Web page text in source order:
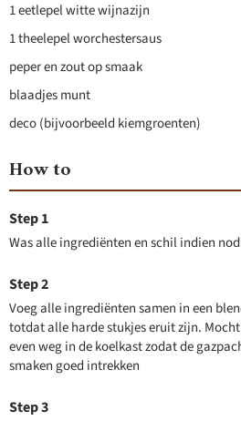
1 eetlepel witte wijnazijn
1 theelepel worchestersaus
peper en zout op smaak
blaadjes munt
deco (bijvoorbeeld kiemgroenten)
How to
Was alle ingrediënten en schil indien
Voeg alle ingrediënten samen in een
totdat alle harde stukjes eruit zijn.
even weg in de koelkast zodat de
smaken goed intrekken